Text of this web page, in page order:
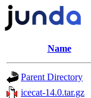
Name
Parent Directory
icecat-14.0.tar.gz